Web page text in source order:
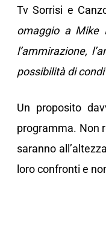
Tv Sorrisi e
omaggio a Mike
l’ammirazione,
possibilità di
Un proposito
programma. Non
saranno
loro confronti e